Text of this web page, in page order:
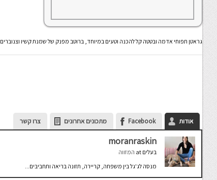
גראטן תפוחי אדמה ובטטה קל להכנה וטעים במיוחד, ברוטב מפנק של שמנת קשיו וצנוברים
אודות Facebook מתכונים אחרונים צרו קשר
moranraskin
בעלים
המזווה
מנסה לג'גל בין משפחה, קריירה, תזונה בריאה ותחביבים...